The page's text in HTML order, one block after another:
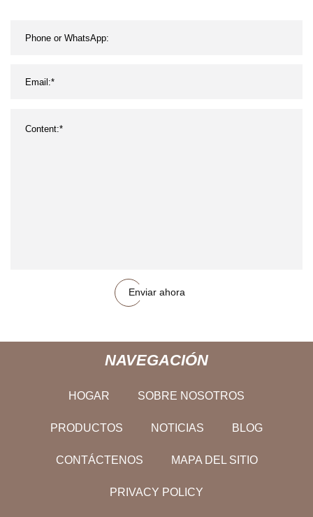
Enviar ahora
NAVEGACIÓN
HOGAR SOBRE NOSOTROS
PRODUCTOS NOTICIAS BLOG
CONTÁCTENOS MAPA DEL SITIO
PRIVACY POLICY